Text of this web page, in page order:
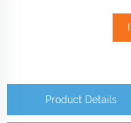
Product Details